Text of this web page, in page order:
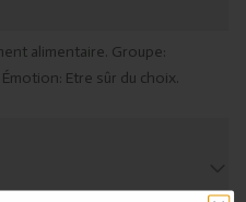
alimentaire. Groupe:
Etre sûr du choix.